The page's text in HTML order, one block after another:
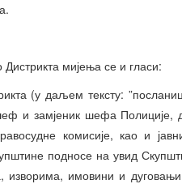
мијења се и гласи:
(у даљем тексту:
замјеник шефа Полиције,
комисије, као и
подносе на увид
изворима, имовини и